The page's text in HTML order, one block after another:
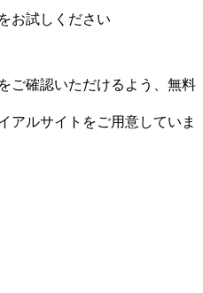
をお試しください
ご確認いただけるよう、無料
アルサイトをご用意していま